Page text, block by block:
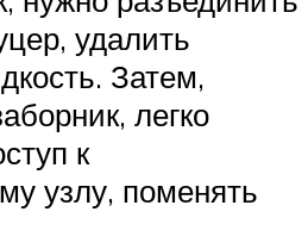
удалить
Затем,
легко
к
узлу, поменять